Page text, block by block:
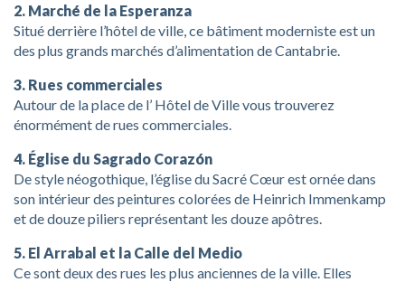
2. Marché de la Esperanza
Situé derrière l’hôtel de ville, ce bâtiment moderniste est un
des plus grands marchés d’alimentation de Cantabrie.
3. Rues commerciales
Autour de la place de l’ Hôtel de Ville vous trouverez
énormément de rues commerciales.
4. Église du Sagrado Corazón
De style néogothique, l’église du Sacré Cœur est ornée dans
son intérieur des peintures colorées de Heinrich Immenkamp
et de douze piliers représentant les douze apôtres.
5. El Arrabal et la Calle del Medio
Ce sont deux des rues les plus anciennes de la ville. Elles